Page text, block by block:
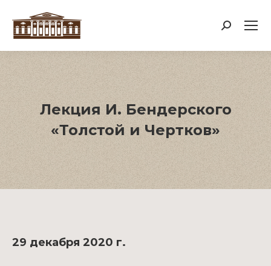
Поиск:
Лекция И. Бендерского
«Толстой и Чертков»
29 декабря 2020 г.